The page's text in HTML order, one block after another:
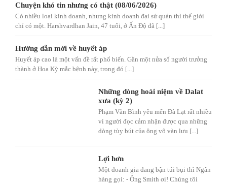
Chuyện khó tin nhưng có thật (08/06/2026)
Có nhiều loại kinh doanh, nhưng kinh doanh đại sứ quán thì thế giới
chỉ có một. Harshvardhan Jain, 47 tuổi, ở Ấn Độ đã [...]
Hướng dẫn mới về huyết áp
Huyết áp cao là một vấn đề rất phổ biến. Gần một nửa số người trưởng
thành ở Hoa Kỳ mắc bệnh này, trong đó [...]
Những dòng hoài niệm về Dalat
xưa (kỳ 2)
Phạm Văn Bình yêu mến Đà Lạt rất nhiều
vì người đọc cảm nhận được qua những
dòng tùy bút của ông vô vàn lưu [...]
Lợi hơn
Một doanh gia đang bận túi bụi thì Ngân
hàng gọi: - Ông Smith ơi! Chúng tôi